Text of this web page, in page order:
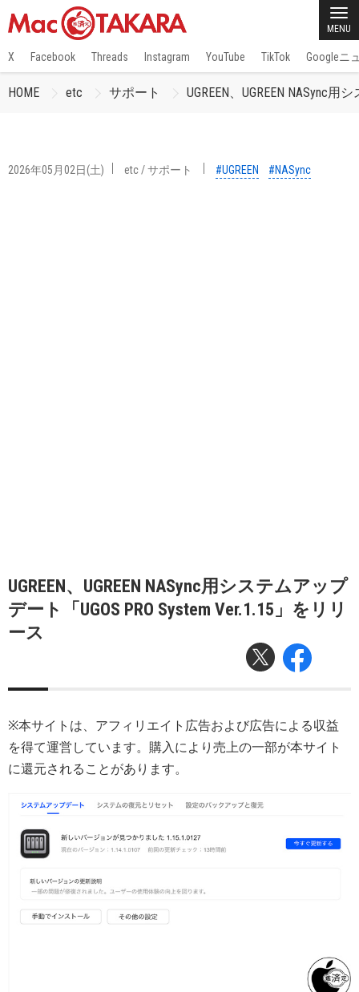
MENU
X Facebook Threads Instagram YouTube TikTok Googleニ
HOME etc サポート UGREEN、UGREEN NASync
2026年05月02日(土) etc/サポート #UGREEN #NASync
UGREEN、UGREEN NASync用システムアップ
デート「UGOS PRO System Ver.1.15」をリリ
ース
※本サイトは、アフィリエイト広告および広告による収益
を得て運営しています。購入により売上の一部が本サイト
に還元されることがあります。